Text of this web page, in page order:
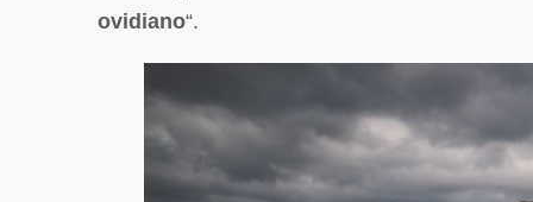
ovidiano“.